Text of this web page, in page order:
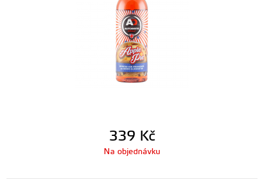
339 Kč
Na objednávku